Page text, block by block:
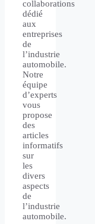
collaborations
dédié
aux
entreprises
de
l’industrie
automobile.
Notre
équipe
d’experts
vous
propose
des
articles
informatifs
sur
les
divers
aspects
de
l’industrie
automobile.